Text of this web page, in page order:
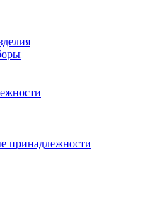
принадлежности